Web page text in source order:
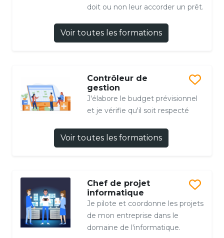
doit ou non leur accorder un prêt.
Voir toutes les formations
Contrôleur de
gestion
J'élabore le budget prévisionnel
et je vérifie qu'il soit respecté
Voir toutes les formations
Chef de projet
informatique
Je pilote et coordonne les projets
de mon entreprise dans le
domaine de l'informatique.